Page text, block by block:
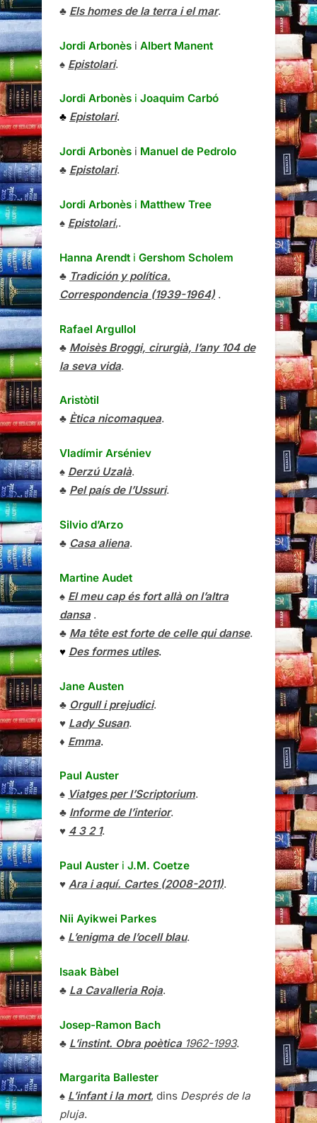
♣ Els homes de la terra i el mar.
Jordi Arbonès i Albert Manent
♠ Epistolari.
Jordi Arbonès i Joaquim Carbó
♣ Epistolari.
Jordi Arbonès i Manuel de Pedrolo
♣ Epistolari.
Jordi Arbonès i Matthew Tree
♠ Epistolari,.
Hanna Arendt i Gershom Scholem
♣ Tradición y política.
Correspondencia (1939-1964) .
Rafael Argullol
♣ Moisès Broggi, cirurgià, l’any 104 de
la seva vida.
Aristòtil
♣ Ètica nicomaquea.
Vladímir Arséniev
♠ Derzú Uzalà.
♣ Pel país de l’Ussuri.
Silvio d’Arzo
♣ Casa aliena.
Martine Audet
♠ El meu cap és fort allà on l’altra
dansa.
♣ Ma tête est forte de celle qui danse.
♥ Des formes utiles.
Jane Austen
♣ Orgull i prejudici.
♥ Lady Susan.
♦ Emma.
Paul Auster
♠ Viatges per l’Scriptorium.
♣ Informe de l’interior.
♥ 4 3 2 1.
Paul Auster i J.M. Coetze
♥ Ara i aquí. Cartes (2008-2011).
Nii Ayikwei Parkes
♠ L’enigma de l’ocell blau.
Isaak Bàbel
♣ La Cavalleria Roja.
Josep-Ramon Bach
♣ L’instint. Obra poètica1962-1993.
Margarita Ballester
♠ L’infant i la mort, dins Després de la
pluja.